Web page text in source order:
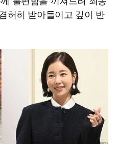
허히 받아들이고 깊이 반